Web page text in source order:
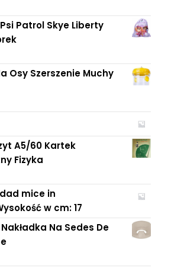
Patrol Skye Liberty
Osy Szerszenie Muchy
A5/60 Kartek
Fizyka
mice in
w cm: 17
Na Sedes De